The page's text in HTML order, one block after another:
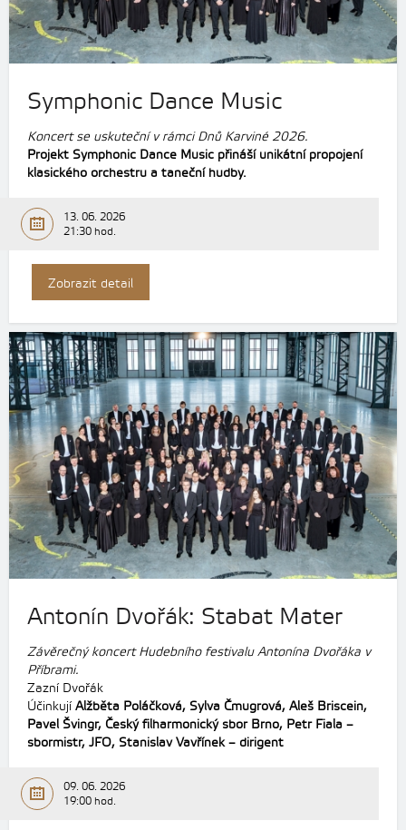
Symphonic Dance Music
Koncert se uskuteční v rámci Dnů Karviné 2026.
Projekt Symphonic Dance Music přináší unikátní propojení
klasického orchestru a taneční hudby.
13. 06. 2026
21:30 hod.
Zobrazit detail
Antonín Dvořák: Stabat Mater
Závěrečný koncert Hudebního festivalu Antonína Dvořáka v
Příbrami.
Zazní Dvořák
Účinkují Alžběta Poláčková, Sylva Čmugrová, Aleš Briscein,
Pavel Švingr, Český filharmonický sbor Brno, Petr Fiala –
sbormistr, JFO, Stanislav Vavřínek – dirigent
09. 06. 2026
19:00 hod.